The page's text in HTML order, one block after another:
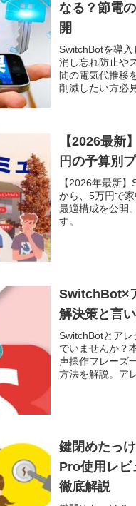
なる？節電
開
SwitchBotを導
消し忘れ防止や
間の電気代推移
削減したい方必
【2026最
円の予算別
【2026年最新
から、5万円で
最適構成を公開
す。
SwitchBot×
解決策と言
SwitchBotとア
でいませんか？
声操作フレーズ
方法を解説。ア
鍵閉めたっ
Pro使用レビ
徹底解説